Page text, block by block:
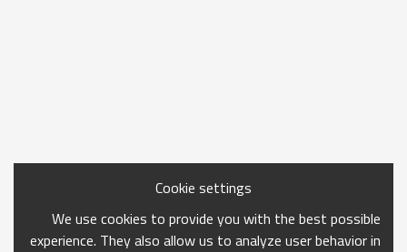
Cookie settings
We use cookies to provide you with the best possible
experience. They also allow us to analyze user behavior in